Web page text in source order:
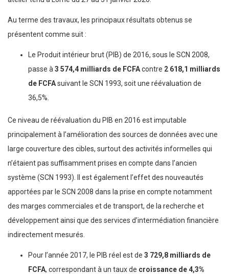
Au terme des travaux, les principaux résultats obtenus se
présentent comme suit :
Le Produit intérieur brut (PIB) de 2016, sous le SCN 2008,
passe à3 574,4 milliards de FCFAcontre 2 618,1 milliards
de FCFAsuivant le SCN 1993, soit une réévaluation de
36,5%.
Ce niveau de réévaluation du PIB en 2016 est imputable
principalement à l’amélioration des sources de données avec une
large couverture des cibles, surtout des activités informelles qui
n’étaient pas suffisamment prises en compte dans l’ancien
système (SCN 1993). Il est également l’effet des nouveautés
apportées par le SCN 2008 dans la prise en compte notamment
des marges commerciales et de transport, de la recherche et
développement ainsi que des services d’intermédiation financière
indirectement mesurés.
Pour l’année 2017, le PIB réel est de 3 729,8 milliards de
FCFA, correspondant à un taux de croissance de 4,3%